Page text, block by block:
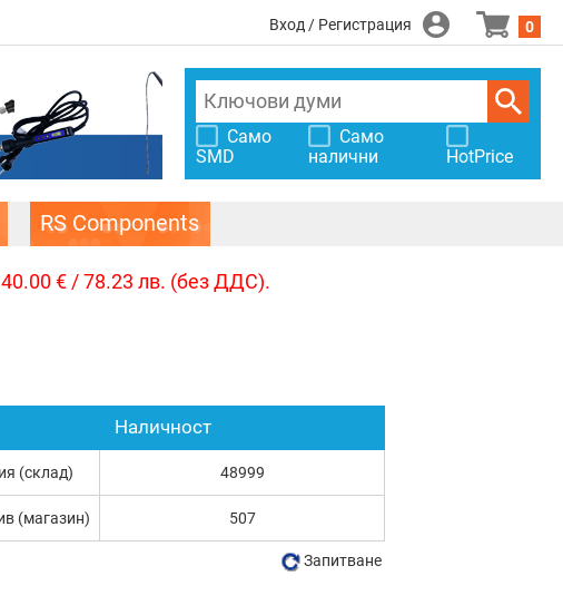
Вход / Регистрация 0
Само
SMD
Само
налични
HotPrice
RS Components
€ / 78.23 лв. (без ДДС).
Наличност
(склад) 48999
(магазин) 507
Запитване